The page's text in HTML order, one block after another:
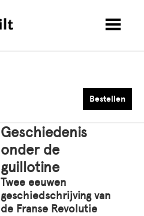
Bestellen
Geschiedenis
onder de
guillotine
Twee eeuwen
geschiedschrijving van
de Franse Revolutie